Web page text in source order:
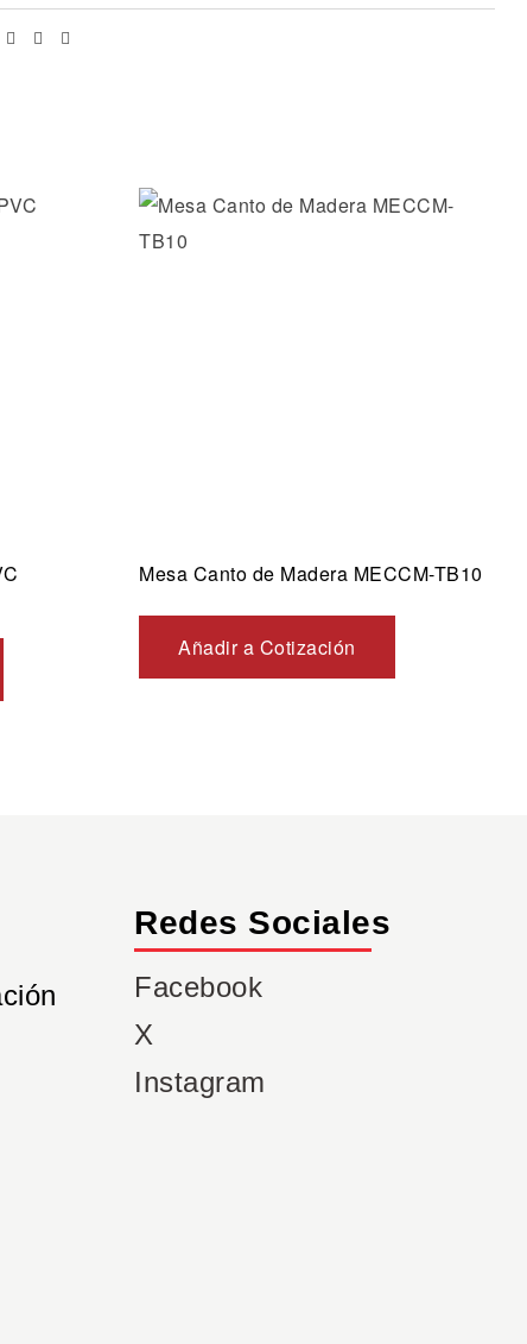
Facebook
TwitterLinkedin
Mesa Canto de Madera MECCM-TB10
Añadir a Cotización
Redes Sociales
Facebook
X
Instagram